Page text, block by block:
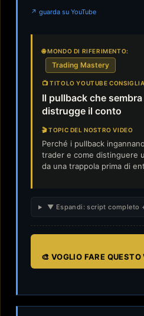
↗ guarda su YouTube
🌐 MONDO DI RIFERIMENTO:
Trading Mastery
📺 TITOLO YOUTUBE
Il pullback che
distrugge il conto
🎬 TOPIC DEL NOSTRO VIDEO
Perché i pullback
trader e come distinguere
da una trappola prima di
▼ Espandi: script completo
🎨 VOGLIO FARE